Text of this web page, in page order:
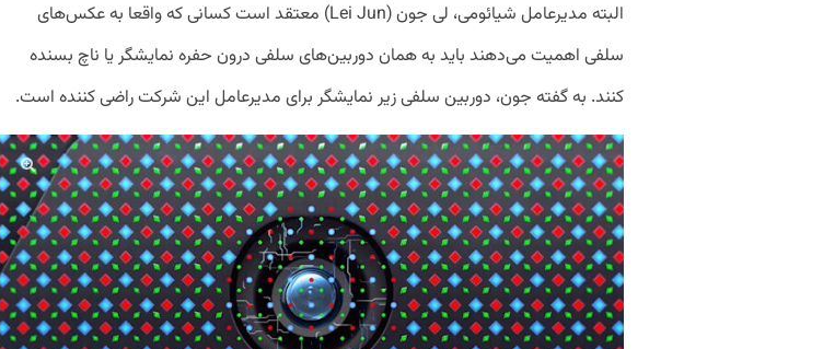
البته مدیرعامل شیائومی، لی جون (Lei Jun) معتقد است کسانی که واقعا به عکس‌های
سلفی اهمیت می‌دهند باید به همان دوربین‌های سلفی درون حفره نمایشگر یا ناچ بسنده
کنند. به گفته جون، دوربین سلفی زیر نمایشگر برای مدیرعامل این شرکت راضی کننده است.